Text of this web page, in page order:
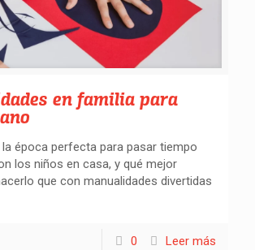
en familia para
la época perfecta para pasar tiempo
los niños en casa, y qué mejor
que con manualidades divertidas
0 Leer más